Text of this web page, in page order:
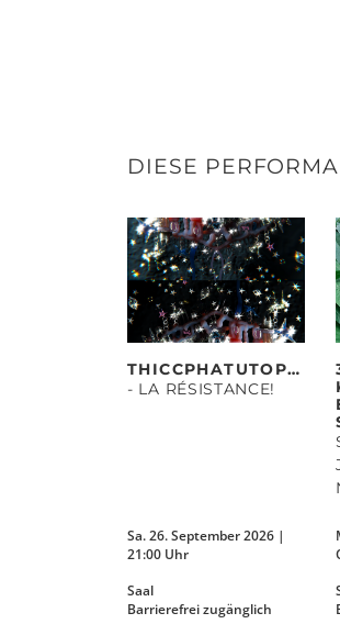
DIESE
THICCPHATUTOPIAS
- LA RÉSISTANCE!
Sa. 26. September 2026 |
21:00 Uhr
Saal
Barrierefrei zugänglich